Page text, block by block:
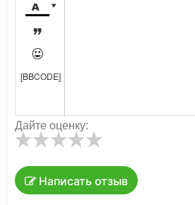




[BBCODE]
Дайте оценку:
Написать отзыв